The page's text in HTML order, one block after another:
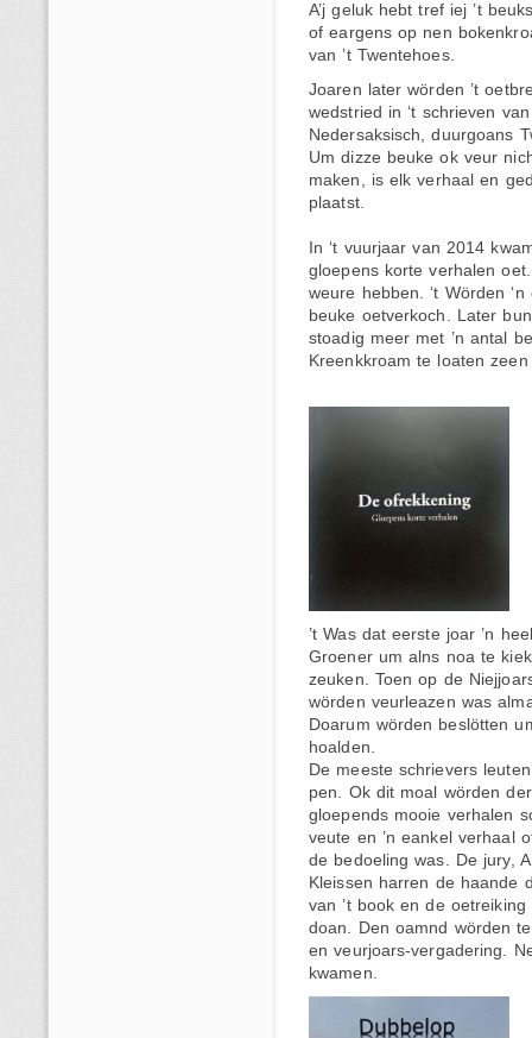
A’j geluk hebt tref iej ’t
of eargens op nen
van ’t Twentehoes.
Joaren later wörden ’t
wedstried in ‘t schrieven
Nedersaksisch, duurgoans
Um dizze beuke ok veur
maken, is elk verhaal en
plaatst.
In ‘t vuurjaar van 2014
gloepens korte verhalen
weure hebben. ‘t Wörden
beuke oetverkoch. Later
stoadig meer met ’n antal
Kreenkkroam te
’t Was dat eerste joar ’n
Groener um alns noa te
zeuken. Toen op de
wörden veurleazen was
Doarum wörden beslötten
hoalden.
De meeste schrievers
pen. Ok dit moal wörden
gloepends mooie verhalen
veute en ’n eankel verhaal
de bedoeling was. De jury,
Kleissen harren de haande
van ’t book en de
doan. Den oamnd wörden
en veurjoars-vergadering.
kwamen.